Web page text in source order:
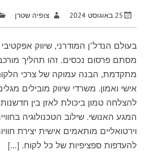
25 באוגוסט 2024 צופיה שטרן
בעולם הנדל"ן המודרני, שיווק
מסתם פרסום נכסים. זהו תהליך
מתקדמת, הבנה עמוקה של צרכי
אישי ואמון. משרדי שיווק מובילים
להצלחה טמון ביכולת לאזן בין חדשנות
המגע האנושי. שילוב הטכנולוגיה
להעדפות ספציפיות של כל לקוח. […]